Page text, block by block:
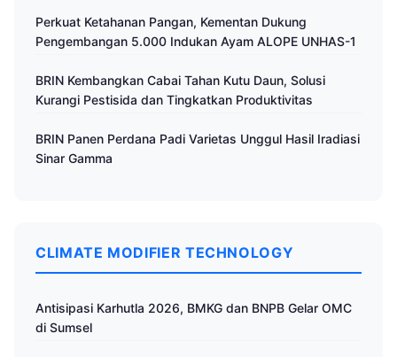
Perkuat Ketahanan Pangan, Kementan Dukung
Pengembangan 5.000 Indukan Ayam ALOPE UNHAS-1
BRIN Kembangkan Cabai Tahan Kutu Daun, Solusi
Kurangi Pestisida dan Tingkatkan Produktivitas
BRIN Panen Perdana Padi Varietas Unggul Hasil Iradiasi
Sinar Gamma
CLIMATE MODIFIER TECHNOLOGY
Antisipasi Karhutla 2026, BMKG dan BNPB Gelar OMC
di Sumsel